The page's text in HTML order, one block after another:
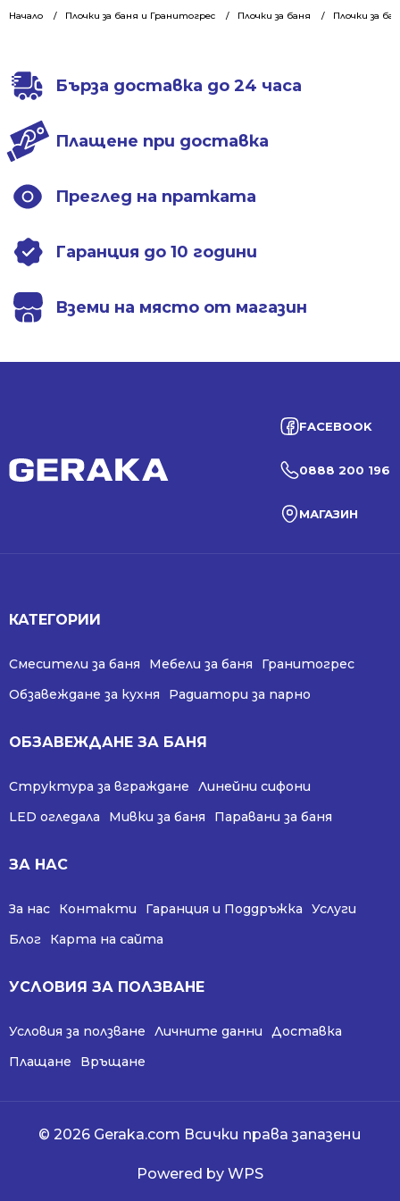
Начало Плочки за баня и Гранитогрес Плочки за баня Плочки за
42.95 €
30.17 €
Бърза доставка до 24 часа
Плащене при доставка
Преглед на пратката
Гаранция до 10 години
Вземи на място от магазин
FACEBOOK
0888 200 196
МАГАЗИН
КАТЕГОРИИ
Смесители за баня Мебели за баня
Гранитогрес
Обзавеждане за кухня
Радиатори за парно
ОБЗАВЕЖДАНЕ ЗА БАНЯ
Структура за вграждане
Линейни сифони
LED огледала
Мивки за баня Паравани за баня
ЗА НАС
За нас Контакти Гаранция и Поддръжка
Услуги
Блог
Карта на сайта
УСЛОВИЯ ЗА ПОЛЗВАНЕ
Условия за ползване Личните данни
Доставка
Плащане
Връщане
© 2026 Geraka.com Всички права запазени
Powered by WPS